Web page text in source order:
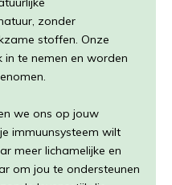
zonder
stoffen. Onze
in te nemen en worden
we ons op jouw
immuunsysteem wilt
meer lichamelijke en
om jou te ondersteunen